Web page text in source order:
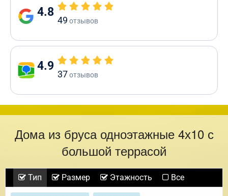
4.8
49 отзывов
4.9
37отзывов
Дома из бруса одноэтажные 4х10 с
большой террасой
Тип Размер Этажность Все